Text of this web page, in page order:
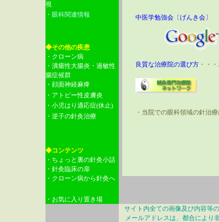
視
・眼科関連情報
◆その他の疾患
・クローン病
・潰瘍性大腸炎・過敏性
腸症候群
・顔面神経麻痺
・アトピー性皮膚炎
・小児はり適応症(休止)
・逆子の針灸治療
◆コンテンツ
・ちょっと裏の針灸小話
・針灸臨床の扉
・クローン病から針灸へ
・お気に入り置き場
中医学勉強会〔げんき会〕
良質な治療院の選び方 ・・
・当院での眼科領域の針治
サイト内全ての画像及び内容等
メールアドレスは、都合により